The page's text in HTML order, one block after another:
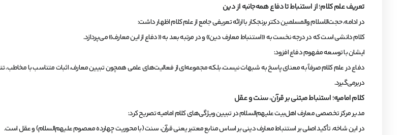
تعریف علم کلام؛ از استنباط تا دفاع همه‌جانبه از دین
در ادامه، حجت‌الاسلام والمسلمین دکتر برنجکار با ارائه تعریفی جامع از علم کلام اظهار داشت:
کلام دانشی است که در درجه نخست به «استنباط معارف دین» و در مرتبه بعد به «دفاع از این معارف» می‌پردازد.
ایشان با توسعه مفهوم دفاع افزود:
دفاع در علم کلام صرفاً به معنای پاسخ به شبهات نیست، بلکه مجموعه‌ای از فعالیت‌های علمی همچون تبیین معارف، اثبات متناسب با مخاطب،
دربرمی‌گیرد.
کلام امامیه؛ استنباط مبتنی بر قرآن، سنت و عقل
مدیر مرکز تخصصی معارف اهل‌بیت علیهم‌السلام در تبیین ویژگی‌های کلام امامیه تصریح کرد:
در این شاخه، تأکید اصلی بر استنباط معارف دینی بر اساس منابع معتبر یعنی قرآن، سنت (با محوریت چهارده معصوم علیهم‌السلام) و عقل است.